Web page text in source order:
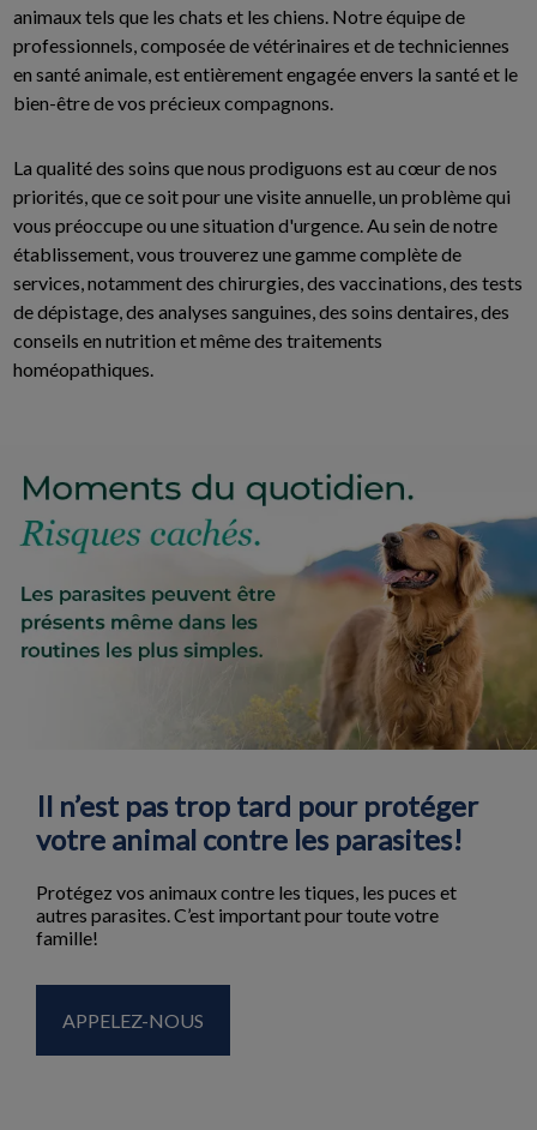
animaux tels que les chats et les chiens. Notre équipe de
professionnels, composée de vétérinaires et de techniciennes
en santé animale, est entièrement engagée envers la santé et le
bien-être de vos précieux compagnons.
La qualité des soins que nous prodiguons est au cœur de nos
priorités, que ce soit pour une visite annuelle, un problème qui
vous préoccupe ou une situation d'urgence. Au sein de notre
établissement, vous trouverez une gamme complète de
services, notamment des chirurgies, des vaccinations, des tests
de dépistage, des analyses sanguines, des soins dentaires, des
conseils en nutrition et même des traitements
homéopathiques.
Il n’est pas trop tard pour protéger
votre animal contre les parasites!
Protégez vos animaux contre les tiques, les puces et
autres parasites. C’est important pour toute votre
famille!
APPELEZ-NOUS